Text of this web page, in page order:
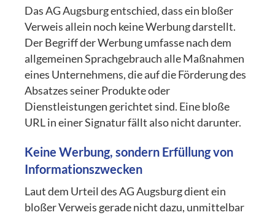
Das AG Augsburg entschied, dass ein bloßer
Verweis allein noch keine Werbung darstellt.
Der Begriff der Werbung umfasse nach dem
allgemeinen Sprachgebrauch alle Maßnahmen
eines Unternehmens, die auf die Förderung des
Absatzes seiner Produkte oder
Dienstleistungen gerichtet sind. Eine bloße
URL in einer Signatur fällt also nicht darunter.
Keine Werbung, sondern Erfüllung von
Informationszwecken
Laut dem Urteil des AG Augsburg dient ein
bloßer Verweis gerade nicht dazu, unmittelbar